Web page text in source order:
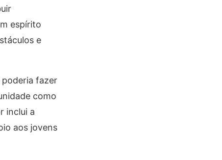
espírito
e
poderia fazer
como
inclui a
aos jovens